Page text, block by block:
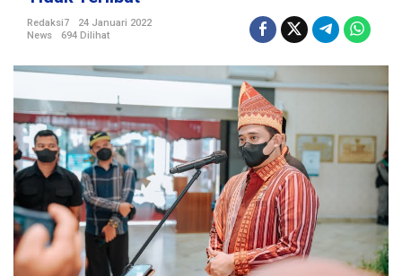
o
n
,
B
o
b
b
y
N
s
u
Redaksi7
24 Januari 2022
News
694 Dilihat